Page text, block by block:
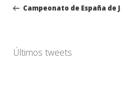
entradas
PostCampeonato de España de
Últimos tweets